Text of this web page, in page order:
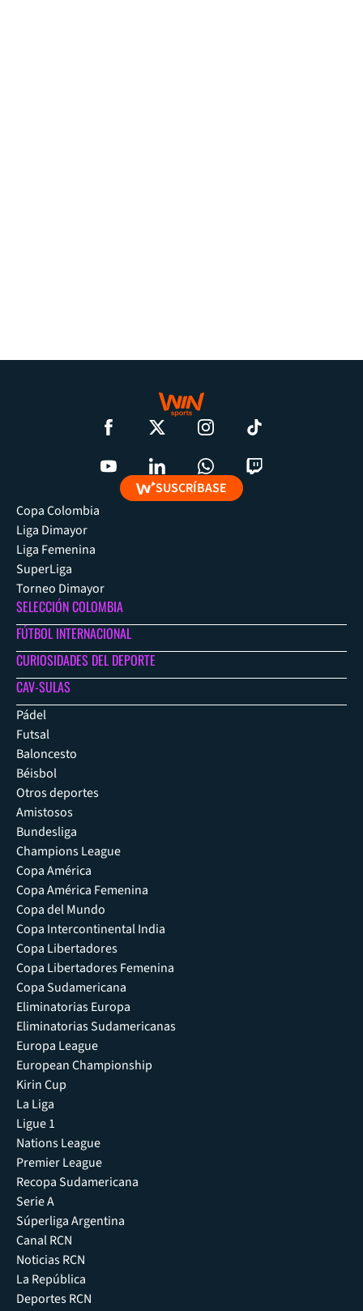
SUSCRÍBASE
Copa Colombia
Liga Dimayor
Liga Femenina
SuperLiga
Torneo Dimayor
SELECCIÓN COLOMBIA
FÚTBOL INTERNACIONAL
CURIOSIDADES DEL DEPORTE
CAV-SULAS
Pádel
Futsal
Baloncesto
Béisbol
Otros deportes
Amistosos
Bundesliga
Champions League
Copa América
Copa América Femenina
Copa del Mundo
Copa Intercontinental India
Copa Libertadores
Copa Libertadores Femenina
Copa Sudamericana
Eliminatorias Europa
Eliminatorias Sudamericanas
Europa League
European Championship
Kirin Cup
La Liga
Ligue 1
Nations League
Premier League
Recopa Sudamericana
Serie A
Súperliga Argentina
Canal RCN
Noticias RCN
La República
Deportes RCN